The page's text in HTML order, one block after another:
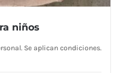
niños
Se aplican condiciones.